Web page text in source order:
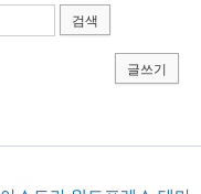
검색
글쓰기